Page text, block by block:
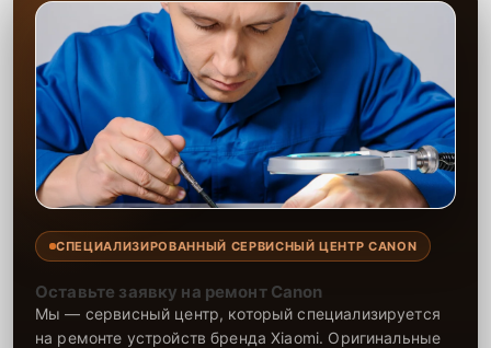
СПЕЦИАЛИЗИРОВАННЫЙ СЕРВИСНЫЙ ЦЕНТР CANON
Оставьте заявку на ремонт Canon
Мы — сервисный центр, который специализируется
на ремонте устройств бренда Xiaomi. Оригинальные